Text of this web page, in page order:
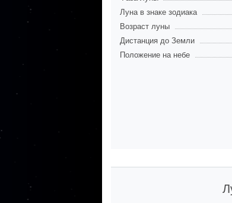
Луна в знаке зодиака
Возраст луны
Дистанция до Земли
Положение на небе